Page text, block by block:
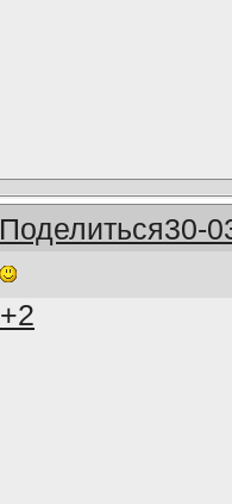
Поделиться30-
+2